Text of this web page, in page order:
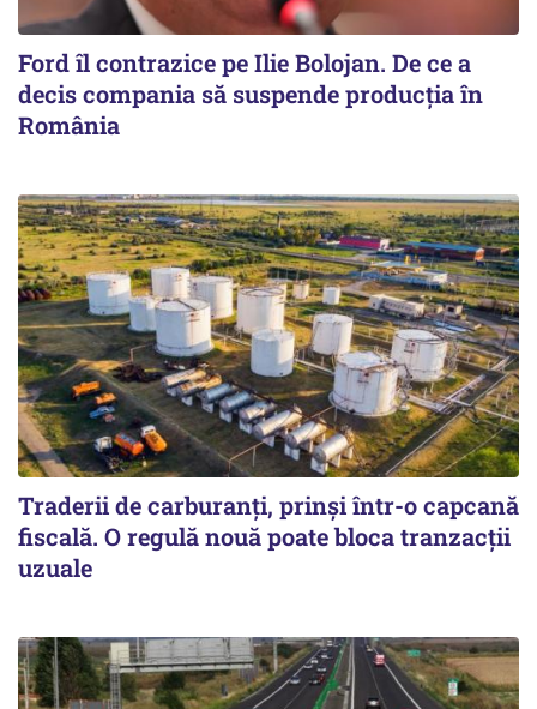
Ford îl contrazice pe Ilie Bolojan. De ce a
decis compania să suspende producția în
România
Traderii de carburanți, prinși într-o capcană
fiscală. O regulă nouă poate bloca tranzacții
uzuale